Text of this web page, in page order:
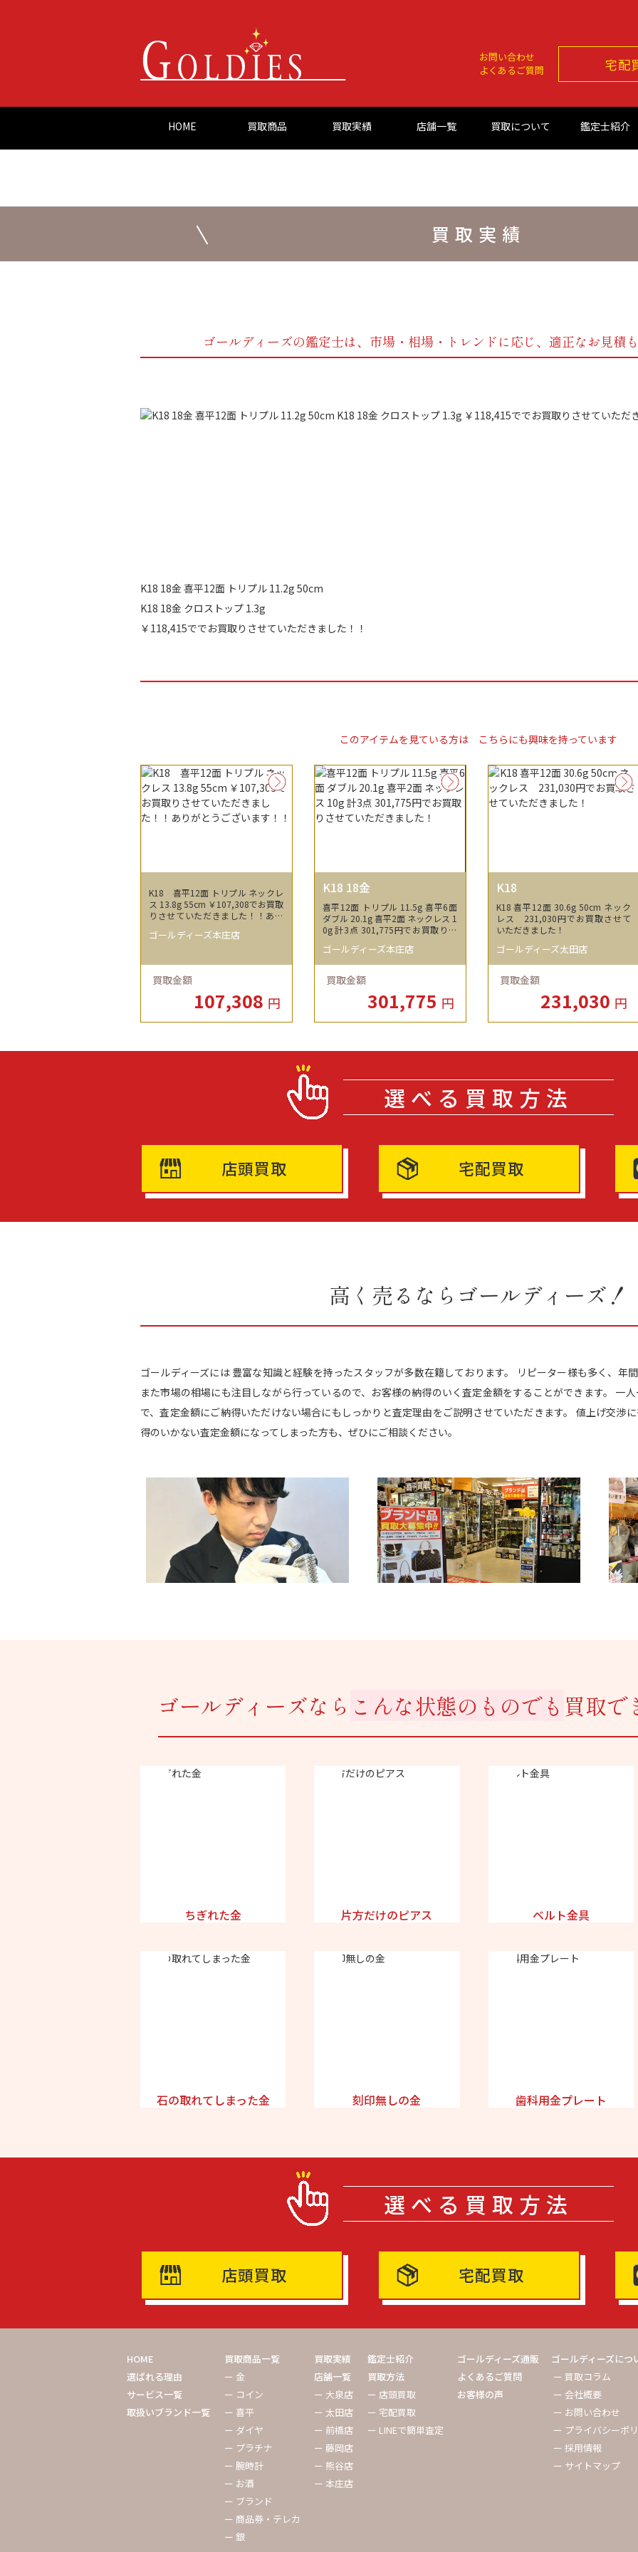
お問い合わせ
よくあるご質問
宅配
HOME 買取商品 買取実績 店舗一覧 買取について 鑑定士紹介
買取実績
ゴールディーズの鑑定士は、市場・相場・トレンドに応じ、 適正なお見積
K18 18金 喜平12面 トリプル 11.2g 50cm
K18 18金 クロストップ 1.3g
￥118,415ででお買取りさせていただきました！！
このアイテムを見ている方は こちらにも興味を持っています
K18 喜平12面 トリプル ネックレ
ス 13.8g 55cm ￥107,308でお買取
りさせていただきました！！あり
ゴールディーズ本庄店
買取金額
107,308 円
K18 18金
喜平12面 トリプル 11.5g 喜平6面
ダブル 20.1g 喜平2面 ネックレス 1
0g 計3点 301,775円でお買取りさ
ゴールディーズ本庄店
買取金額
301,775 円
K18
K18 喜平12面 30.6g 50cm ネック
レス 231,030円でお買取させて
いただきました！
ゴールディーズ太田店
買取金額
231,030 円
選べる買取方法
店頭買取 宅配買取
高く売るならゴールディーズ！
ゴールディーズには 豊富な知識と経験を持ったスタッフが多数在籍しております。 リピーター様も多く、年
また市場の相場にも注目しながら行っているので、お客様の納得のいく査定金額をすることができます。 一
で、査定金額にご納得いただけない場合にもしっかりと査定理由をご説明させていただきます。 値上げ交渉
得のいかない査定金額になってしまった方も、ぜひにご相談ください。
ゴールディーズなら こんな状態のものでも 買取で
ちぎれた金 片方だけのピアス ベルト金具
石の取れてしまった金 刻印無しの金 歯科用金プレート
選べる買取方法
店頭買取 宅配買取
HOME
選ばれる理由
サービス一覧
取扱いブランド一覧
買取商品一覧
ー 金
ー コイン
ー 喜平
ー ダイヤ
ー プラチナ
ー 腕時計
ー お酒
ー ブランド
ー 商品券・テレカ
ー 銀
買取実績
店舗一覧
ー 大泉店
ー 太田店
ー 前橋店
ー 藤岡店
ー 熊谷店
ー 本庄店
鑑定士紹介
買取方法
ー 店頭買取
ー 宅配買取
ー LINEで簡単査定
ゴールディーズ通販
よくあるご質問
お客様の声
ゴールディーズにつ
ー 買取コラム
ー 会社概要
ー お問い合わせ
ー プライバシーポ
ー 採用情報
ー サイトマップ